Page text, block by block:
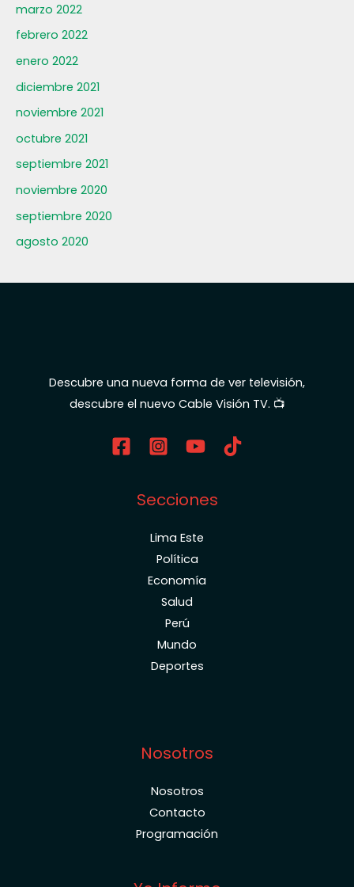
marzo 2022
febrero 2022
enero 2022
diciembre 2021
noviembre 2021
octubre 2021
septiembre 2021
noviembre 2020
septiembre 2020
agosto 2020
Descubre una nueva forma de ver televisión,
descubre el nuevo Cable Visión TV. 📺
Secciones
Lima Este
Política
Economía
Salud
Perú
Mundo
Deportes
Nosotros
Nosotros
Contacto
Programación